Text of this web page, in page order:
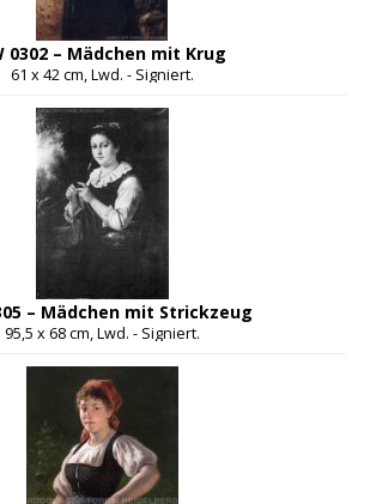
0302 – Mädchen mit Krug
61 x 42 cm, Lwd. - Signiert.
– Mädchen mit Strickzeug
95,5 x 68 cm, Lwd. - Signiert.